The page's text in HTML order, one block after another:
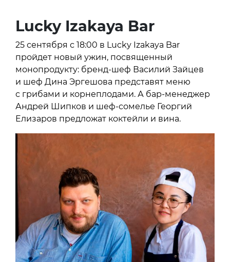
Lucky Izakaya Bar
25 сентября с 18:00 в Lucky Izakaya Bar
пройдет новый ужин, посвященный
монопродукту: бренд-шеф Василий Зайцев
и шеф Дина Эргешова представят меню
с грибами и корнеплодами. А бар-менеджер
Андрей Шипков и шеф-сомелье Георгий
Елизаров предложат коктейли и вина.